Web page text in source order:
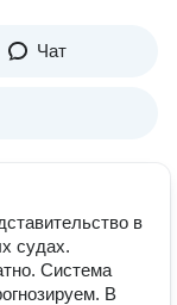
Чат
в
судах.
Система
В